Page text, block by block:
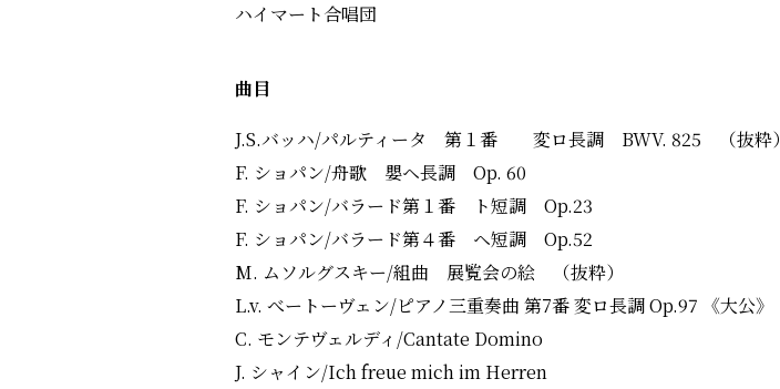
ハイマート合唱団
曲目
J.S.バッハ/パルティータ 第１番 変ロ長調 BWV. 825 （抜粋）
F. ショパン/舟歌 嬰ヘ長調 Op. 60
F. ショパン/バラード第１番 ト短調 Op.23
F. ショパン/バラード第４番 ヘ短調 Op.52
M. ムソルグスキー/組曲 展覧会の絵 （抜粋）
L.v. べートーヴェン/ピアノ三重奏曲 第7番 変ロ長調 Op.97 《大公》
C. モンテヴェルディ/Cantate Domino
J. シャイン/Ich freue mich im Herren